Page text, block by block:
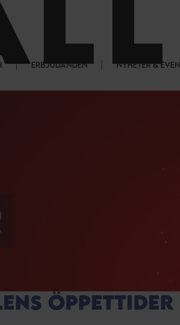
ERBJUDANDEN NYHETER &
ÖPPETTIDER